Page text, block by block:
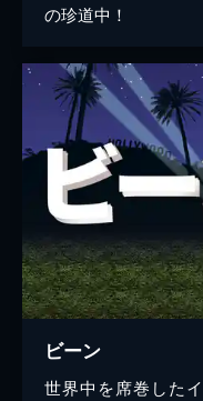
の珍道中！
ビーン
世界中を席巻した